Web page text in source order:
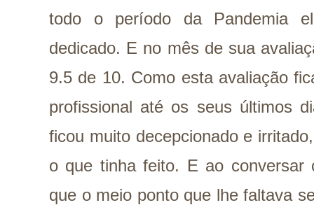
todo o período da Pandemia
dedicado. E no mês de sua
9.5 de 10. Como esta avaliação
profissional até os seus últimos
ficou muito decepcionado e
o que tinha feito. E ao conversar
que o meio ponto que lhe faltava